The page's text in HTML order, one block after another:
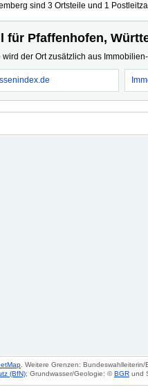
sind 3 Ortsteile und 1
für Pfaffenhofen,
der Ort zusätzlich aus
. Weitere Grenzen:
(BfN); Grundwasser/Geologie: ©BGR und